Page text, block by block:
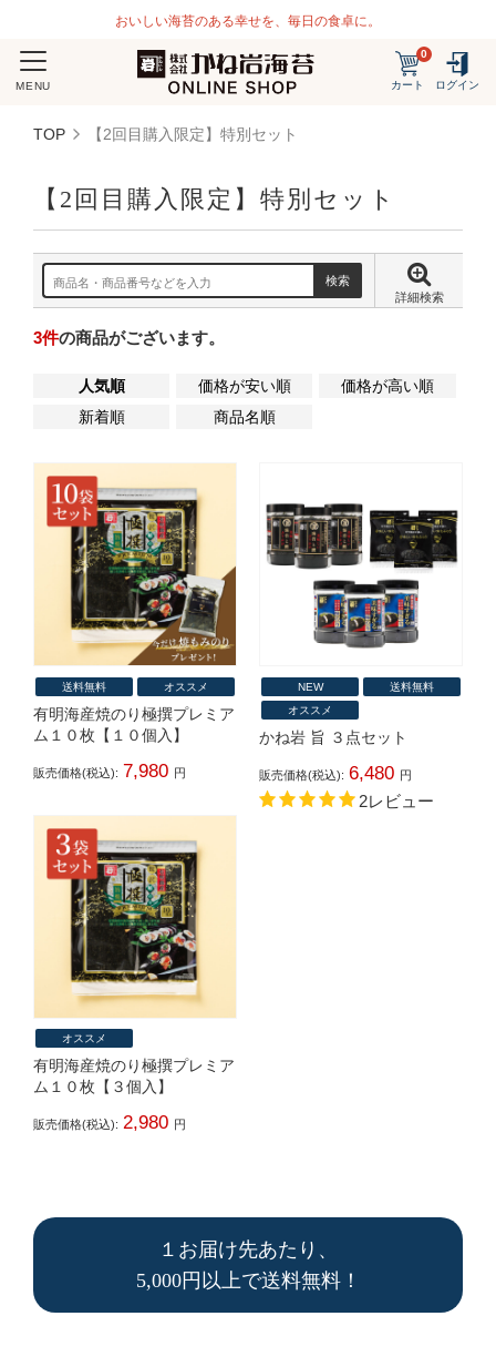
おいしい海苔のある幸せを、毎日の食卓に。
MENU カート
0
ログイン
TOP 【2回目購入限定】特別セット
【2回目購入限定】特別セット
詳細検索
3件の商品がございます。
人気順 価格が安い順
価格が高い順
新着順
商品名順
送料無料 オススメ
有明海産焼のり極撰プレミア
ム１０枚【１０個入】
販売価格(税込): 7,980 円
NEW
送料無料
オススメ
かね岩 旨 ３点セット
販売価格(税込): 6,480 円
2レビュー
オススメ
有明海産焼のり極撰プレミア
ム１０枚【３個入】
販売価格(税込): 2,980 円
１お届け先あたり、
5,000円以上で送料無料！